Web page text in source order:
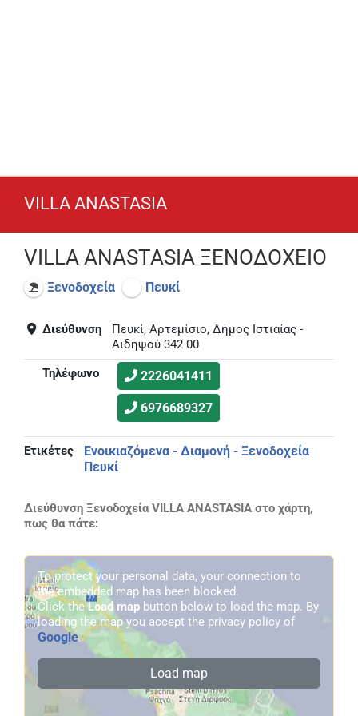
VILLA ANASTASIA
VILLA ANASTASIA ΞΕΝΟΔΟΧΕΙΟ
Ξενοδοχεία Πευκί
Διεύθυνση
Πευκί, Αρτεμίσιο, Δήμος Ιστιαίας -
Αιδηψού 342 00
Τηλέφωνο
2226041411
6976689327
Ετικέτες
Ενοικιαζόμενα - Διαμονή - Ξενοδοχεία
Πευκί
Διεύθυνση Ξενοδοχεία VILLA ANASTASIA στο χάρτη,
πως θα πάτε:
To protect your personal data, your connection to
the embedded map has been blocked.
Click theLoad map button below to load the map. By
loading the map you accept the privacy policy of
Google.
Load map